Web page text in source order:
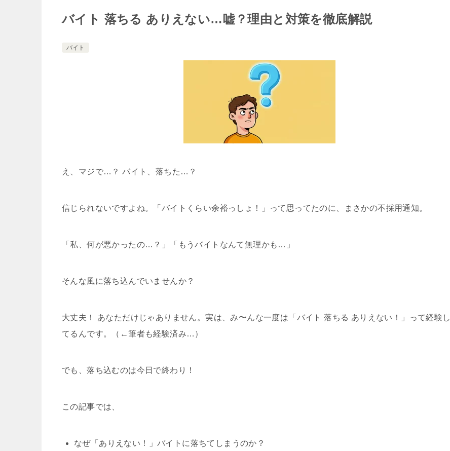
バイト 落ちる ありえない…嘘？理由と対策を徹底解説
バイト
え、マジで…？ バイト、落ちた…？
信じられないですよね。「バイトくらい余裕っしょ！」って思ってたのに、まさかの不採用通知。
「私、何が悪かったの…？」「もうバイトなんて無理かも…」
そんな風に落ち込んでいませんか？
大丈夫！ あなただけじゃありません。実は、み〜んな一度は「バイト 落ちる ありえない！」って経験し
てるんです。（←筆者も経験済み…）
でも、落ち込むのは今日で終わり！
この記事では、
なぜ「ありえない！」バイトに落ちてしまうのか？